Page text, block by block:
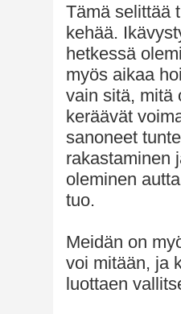
Tämä selittää
kehää.
hetkessä
myös aikaa
vain sitä, mitä
keräävät
sanoneet
rakastaminen
oleminen
tuo.
Meidän on
voi mitään, ja
luottaen